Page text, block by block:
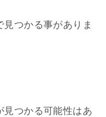
つかる事がありま
見つかる可能性はあ